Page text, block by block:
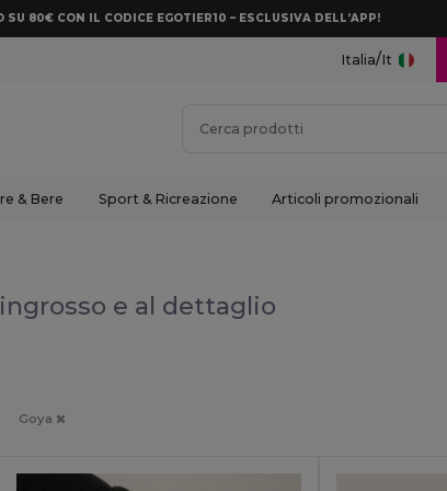
80€ CON IL CODICE EGOTIER10 – ESCLUSIVA DELL’APP!
Italia/It
& Bere Sport & Ricreazione Articoli promozionali
e al dettaglio
Goya